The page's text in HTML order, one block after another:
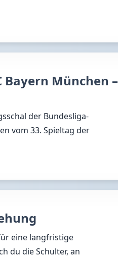
Bayern München –
der Bundesliga-
vom 33. Spieltag der
eine langfristige
du die Schulter, an